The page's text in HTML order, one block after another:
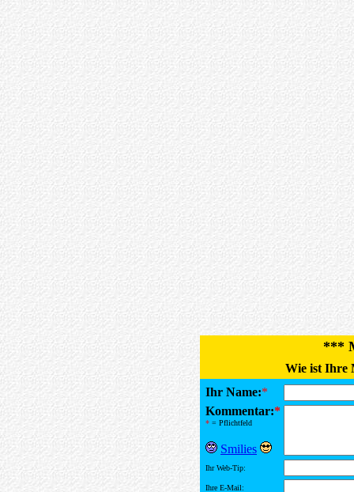
***
Wie ist Ihre
Ihr Name:*
Kommentar:*
* = Pflichtfeld
Smilies
Ihr Web-Tip:
Ihre E-Mail: